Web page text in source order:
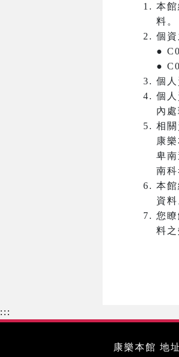
本
料。
個資
●
●
個
個
內處
相
康
卑
南
本
資
您
料之
:::
康樂本館 地